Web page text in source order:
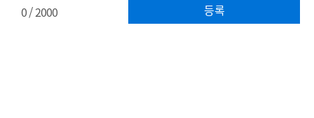
등록
0/ 2000